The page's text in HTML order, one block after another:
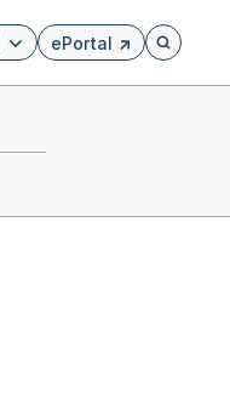
ePortal
Externer Link, wird in
Öffnet